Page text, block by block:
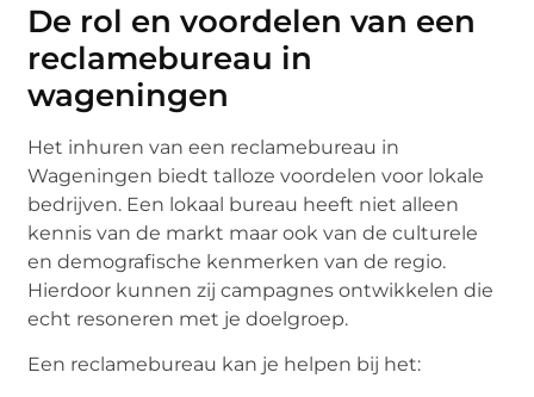
De rol en voordelen van een
reclamebureau in
wageningen
Het inhuren van een reclamebureau in
Wageningen biedt talloze voordelen voor lokale
bedrijven. Een lokaal bureau heeft niet alleen
kennis van de markt maar ook van de culturele
en demografische kenmerken van de regio.
Hierdoor kunnen zij campagnes ontwikkelen die
echt resoneren met je doelgroep.
Een reclamebureau kan je helpen bij het: